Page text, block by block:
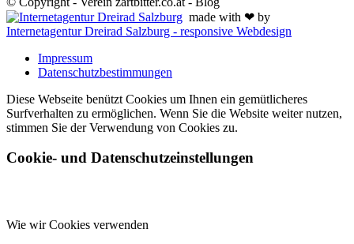
made with ❤ by
Internetagentur Dreirad Salzburg - responsive Webdesign
Impressum
Datenschutzbestimmungen
Diese Webseite benützt Cookies um Ihnen ein gemütlicheres
Surfverhalten zu ermöglichen. Wenn Sie die Website weiter nutzen,
stimmen Sie der Verwendung von Cookies zu.
Cookie- und Datenschutzeinstellungen
Wie wir Cookies verwenden